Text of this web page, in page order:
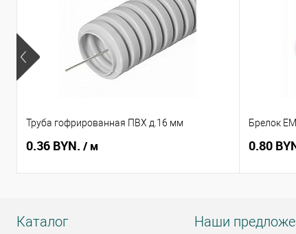
Труба гофрированная ПВХ д.16 мм
0.36 BYN. / м
Брелок
0.80
Каталог Наши